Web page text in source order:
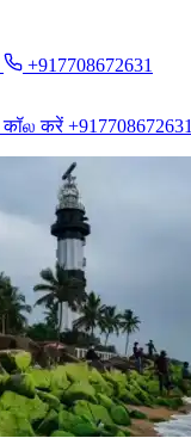
+917708672631
कॉல करें +917708672631